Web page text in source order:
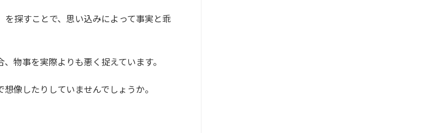
探すことで、思い込みによって事実と乖
物事を実際よりも悪く捉えています。
像したりしていませんでしょうか。